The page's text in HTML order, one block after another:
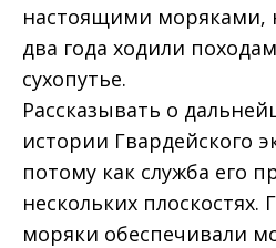
настоящими моряками,
два года ходили
сухопутье.
Рассказывать о
истории Гвардейского
потому как служба его
нескольких плоскостях.
моряки обеспечивали